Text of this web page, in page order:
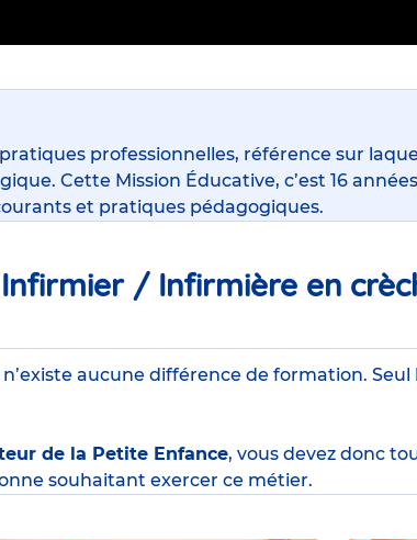
professionnelles, référence sur
Cette Mission Éducative, c’est 16
et pratiques pédagogiques.
/ Infirmière en
aucune différence de formation. Seul
de la Petite Enfance, vous devez donc
souhaitant exercer ce métier.